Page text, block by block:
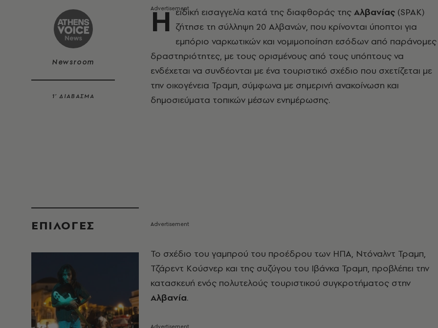
Newsroom
1’ ΔΙΑΒΑΣΜΑ
EΠΙΛΟΓΈΣ
Η ειδική εισαγγελία κατά της διαφθοράς της Αλβανίας (SPAK)
ζήτησε τη σύλληψη 20 Αλβανών, που κρίνονται ύποπτοι για
εμπόριο ναρκωτικών και νομιμοποίηση εσόδων από παράνομες
δραστηριότητες, με τους ορισμένους από τους υπόπτους να
ενδέχεται να συνδέονται με ένα τουριστικό σχέδιο που σχετίζεται με
την οικογένεια Τραμπ, σύμφωνα με σημερινή ανακοίνωση και
δημοσιεύματα τοπικών μέσων ενημέρωσης.
Το σχέδιο του γαμπρού του προέδρου των ΗΠΑ, Ντόναλντ Τραμπ,
Τζάρεντ Κούσνερ και της συζύγου του Ιβάνκα Τραμπ, προβλέπει την
κατασκευή ενός πολυτελούς τουριστικού συγκροτήματος στην
Αλβανία.